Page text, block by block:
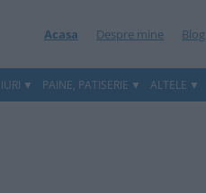
Acasa Despre mine Blog
PAINE, PATISERIE ALTELE